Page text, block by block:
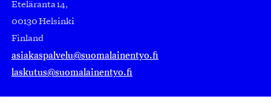
Eteläranta 14,
00130 Helsinki
Finland
asiakaspalvelu@suomalainentyo.fi
laskutus@suomalainentyo.fi